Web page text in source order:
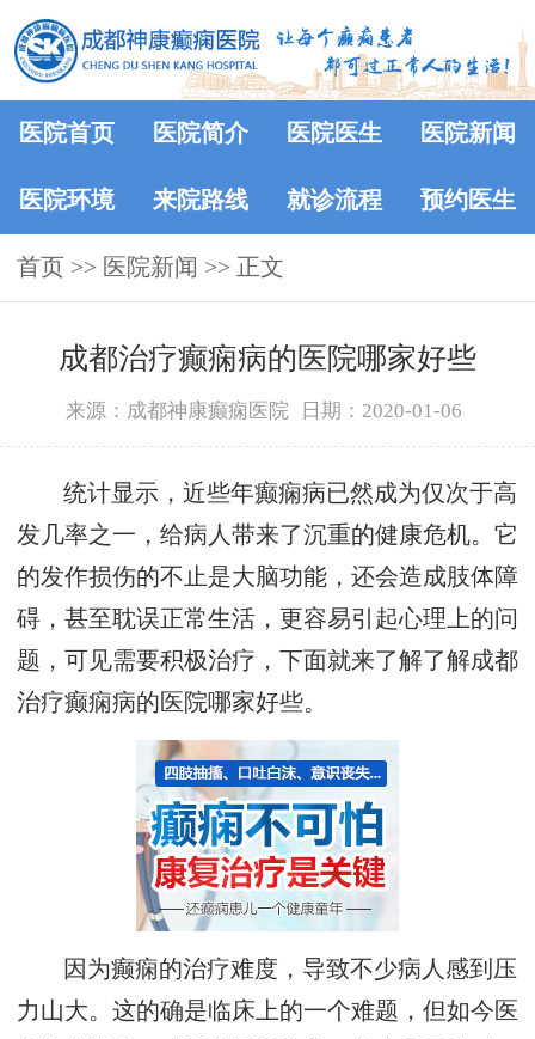
医院首页 医院简介 医院医生 医院新闻
医院环境 来院路线 就诊流程 预约医生
首页 >> 医院新闻 >> 正文
成都治疗癫痫病的医院哪家好些
来源：成都神康癫痫医院 日期：2020-01-06
统计显示，近些年癫痫病已然成为仅次于高
发几率之一，给病人带来了沉重的健康危机。它
的发作损伤的不止是大脑功能，还会造成肢体障
碍，甚至耽误正常生活，更容易引起心理上的问
题，可见需要积极治疗，下面就来了解了解成都
治疗癫痫病的医院哪家好些。
因为癫痫的治疗难度，导致不少病人感到压
力山大。这的确是临床上的一个难题，但如今医